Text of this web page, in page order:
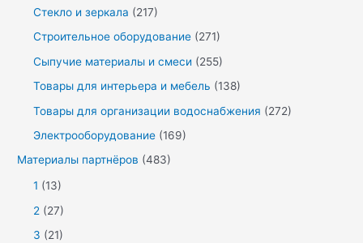
Стекло и зеркала (217)
Строительное оборудование (271)
Сыпучие материалы и смеси (255)
Товары для интерьера и мебель (138)
Товары для организации водоснабжения (272)
Электрооборудование (169)
Материалы партнёров (483)
1 (13)
2 (27)
3 (21)